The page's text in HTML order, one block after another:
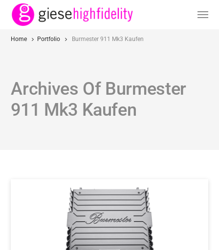
Home Portfolio Burmester 911 Mk3 Kaufen
Archives Of Burmester
911 Mk3 Kaufen